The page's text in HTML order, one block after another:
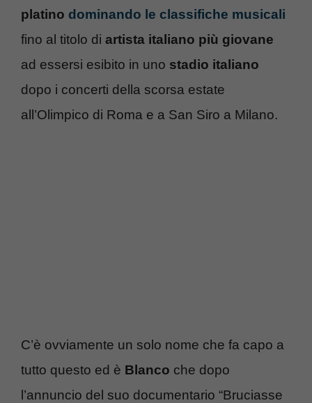
platino dominando le classifiche musicali
fino al titolo di artista italiano più giovane
ad essersi esibito in uno stadio italiano
dopo i concerti della scorsa estate
all’Olimpico di Roma e a San Siro a Milano.
C’è ovviamente un solo nome che fa capo a
tutto questo ed è Blanco che dopo
l’annuncio del suo documentario “Bruciasse